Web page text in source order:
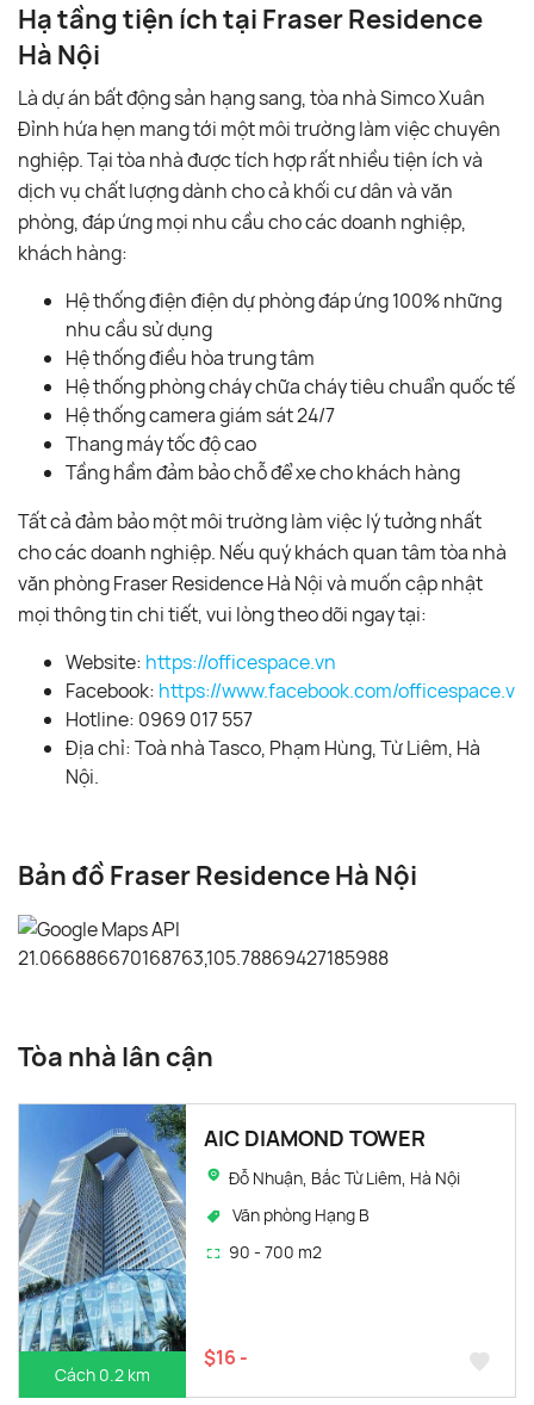
Hạ tầng tiện ích tại Fraser Residence
Hà Nội
Là dự án bất động sản hạng sang, tòa nhà Simco Xuân
Đỉnh hứa hẹn mang tới một môi trường làm việc chuyên
nghiệp. Tại tòa nhà được tích hợp rất nhiều tiện ích và
dịch vụ chất lượng dành cho cả khối cư dân và văn
phòng, đáp ứng mọi nhu cầu cho các doanh nghiệp,
khách hàng:
Hệ thống điện điện dự phòng đáp ứng 100% những
nhu cầu sử dụng
Hệ thống điều hòa trung tâm
Hệ thống phòng cháy chữa cháy tiêu chuẩn quốc tế
Hệ thống camera giám sát 24/7
Thang máy tốc độ cao
Tầng hầm đảm bảo chỗ để xe cho khách hàng
Tất cả đảm bảo một môi trường làm việc lý tưởng nhất
cho các doanh nghiệp. Nếu quý khách quan tâm tòa nhà
văn phòng Fraser Residence Hà Nội và muốn cập nhật
mọi thông tin chi tiết, vui lòng theo dõi ngay tại:
Website: https://officespace.vn
Facebook: https://www.facebook.com/officespace.vn/
Hotline: 0969 017 557
Địa chỉ: Toà nhà Tasco, Phạm Hùng, Từ Liêm, Hà
Nội.
Bản đồ Fraser Residence Hà Nội
Tòa nhà lân cận
Cách 0.2 km
AIC DIAMOND TOWER
Đỗ Nhuận, Bắc Từ Liêm, Hà Nội
Văn phòng Hạng B
90 - 700 m2
$16 -